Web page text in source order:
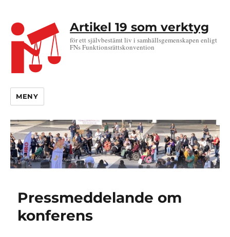
Artikel 19 som verktyg
för ett självbestämt liv i samhällsgemenskapen enligt
FNs Funktionsrättskonvention
MENY
Pressmeddelande om
konferens